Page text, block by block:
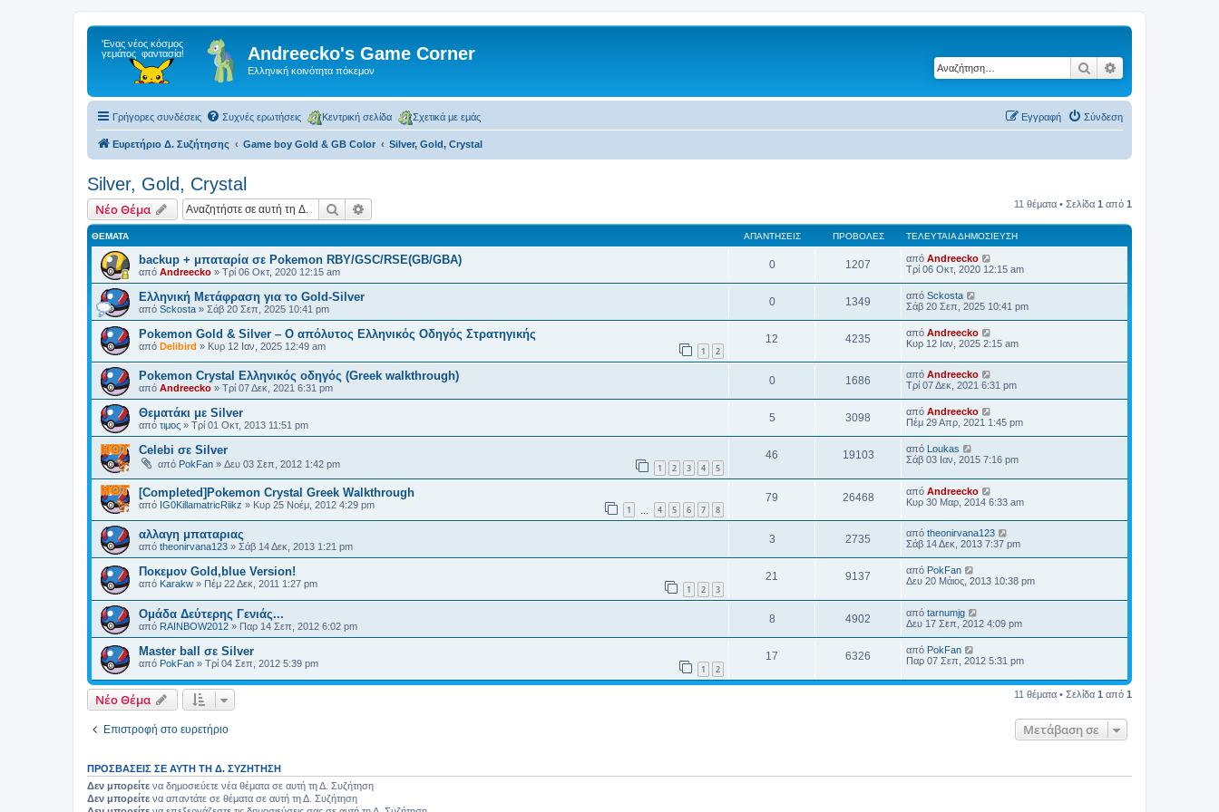
Andreecko's Game Corner
Ελληνική κοινότητα πόκεμον Αναζήτηση
Γρήγορες συνδέσεις Συχνές ερωτήσεις Κεντρική σελίδα Σχετικά με εμάς Σύνδεση
Εγγραφή
Ευρετήριο Δ. Συζήτησης Game boy Gold & GB Color Silver, Gold, Crystal
Silver, Gold, Crystal
Νέο Θέμα Αναζήτηση 11 θέματα • Σελίδα 1 από 1
ΘΈΜΑΤΑ ΑΠΑΝΤΉΣΕΙΣ ΠΡΟΒΟΛΈΣ ΤΕΛΕΥΤΑΊΑ ΔΗΜΟΣΊΕΥΣΗ
backup + μπαταρία σε Pokemon RBY/GSC/RSE(GB/GBA)
από Andreecko » Τρί 06 Οκτ, 2020 12:15 am
0 1207 από Andreecko
Τρί 06 Οκτ, 2020 12:15 am
Ελληνική Μετάφραση για το Gold-Silver
από Sckosta » Σάβ 20 Σεπ, 2025 10:41 pm
0 1349 από Sckosta
Σάβ 20 Σεπ, 2025 10:41 pm
Pokemon Gold & Silver – Ο απόλυτος Ελληνικός Οδηγός Στρατηγικής
από Delibird » Κυρ 12 Ιαν, 2025 12:49 am 1 2
12 4235 από Andreecko
Κυρ 12 Ιαν, 2025 2:15 am
Pokemon Crystal Ελληνικός οδηγός (Greek walkthrough)
από Andreecko » Τρί 07 Δεκ, 2021 6:31 pm
0 1686 από Andreecko
Τρί 07 Δεκ, 2021 6:31 pm
Θεματάκι με Silver
από τιμος » Τρί 01 Οκτ, 2013 11:51 pm
5 3098 από Andreecko
Πέμ 29 Απρ, 2021 1:45 pm
Celebi σε Silver
από PokFan » Δευ 03 Σεπ, 2012 1:42 pm 1 2 3 4 5
46 19103 από Loukas
Σάβ 03 Ιαν, 2015 7:16 pm
[Completed]Pokemon Crystal Greek Walkthrough
από IG0KillamatricRiikz » Κυρ 25 Νοέμ, 2012 4:29 pm 1 4 5 6 7 8
79 26468 από Andreecko
Κυρ 30 Μαρ, 2014 6:33 am
αλλαγη μπαταριας
από theonirvana123 » Σάβ 14 Δεκ, 2013 1:21 pm
3 2735 από theonirvana123
Σάβ 14 Δεκ, 2013 7:37 pm
Ποκεμον Gold,blue Version!
από Karakw » Πέμ 22 Δεκ, 2011 1:27 pm 1 2 3
21 9137 από PokFan
Δευ 20 Μάιος, 2013 10:38 pm
Ομάδα Δεύτερης Γενιάς...
από RAINBOW2012 » Παρ 14 Σεπ, 2012 6:02 pm
8 4902 από tarnumjg
Δευ 17 Σεπ, 2012 4:09 pm
Master ball σε Silver
από PokFan » Τρί 04 Σεπ, 2012 5:39 pm 1 2
17 6326 από PokFan
Παρ 07 Σεπ, 2012 5:31 pm
Νέο Θέμα 11 θέματα • Σελίδα 1 από 1
Επιστροφή στο ευρετήριο Μετάβαση σε
ΠΡΟΣΒΆΣΕΙΣ ΣΕ ΑΥΤΉ ΤΗ Δ. ΣΥΖΉΤΗΣΗ
Δεν μπορείτε να δημοσιεύετε νέα θέματα σε αυτή τη Δ. Συζήτηση
Δεν μπορείτε να απαντάτε σε θέματα σε αυτή τη Δ. Συζήτηση